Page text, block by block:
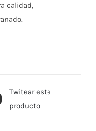
calidad,
Twitear este
producto